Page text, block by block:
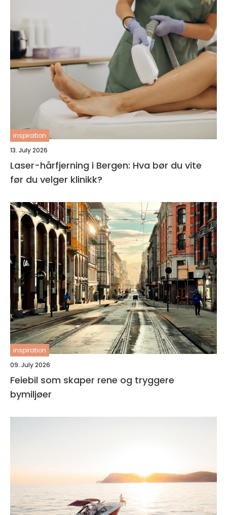
inspiration
13. July 2026
Laser-hårfjerning i Bergen: Hva bør du vite
før du velger klinikk?
inspiration
09. July 2026
Feiebil som skaper rene og tryggere
bymiljøer